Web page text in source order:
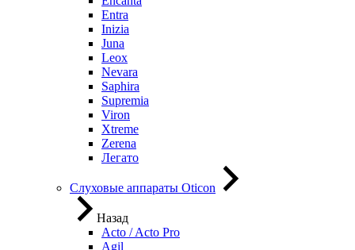
Entra
Inizia
Juna
Leox
Nevara
Saphira
Supremia
Viron
Xtreme
Zerena
Легато
Слуховые аппараты Oticon
Назад
Acto / Acto Pro
Agil